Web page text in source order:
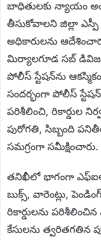
బాధితులకు న్యాయం
తీసుకోవాలని జిల్లా ఎస్పీ
అధికారులను
మిర్యాలగూడ సబ్
పోలీస్ స్టేషన్‌ను
సందర్భంగా పోలీస్
పరిశీలించి, రికార్డుల
పురోగతి, సిబ్బంది
సమగ్రంగా సమీక్షించారు.
తనిఖీలో భాగంగా ఎఫ్‌ఐఆర్
బుక్స్, వారెంట్లు,
రికార్డులను
కేసులను త్వరితగతిన